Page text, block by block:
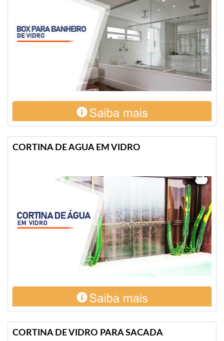
CORTINA DE AGUA EM VIDRO
CORTINA DE VIDRO PARA SACADA